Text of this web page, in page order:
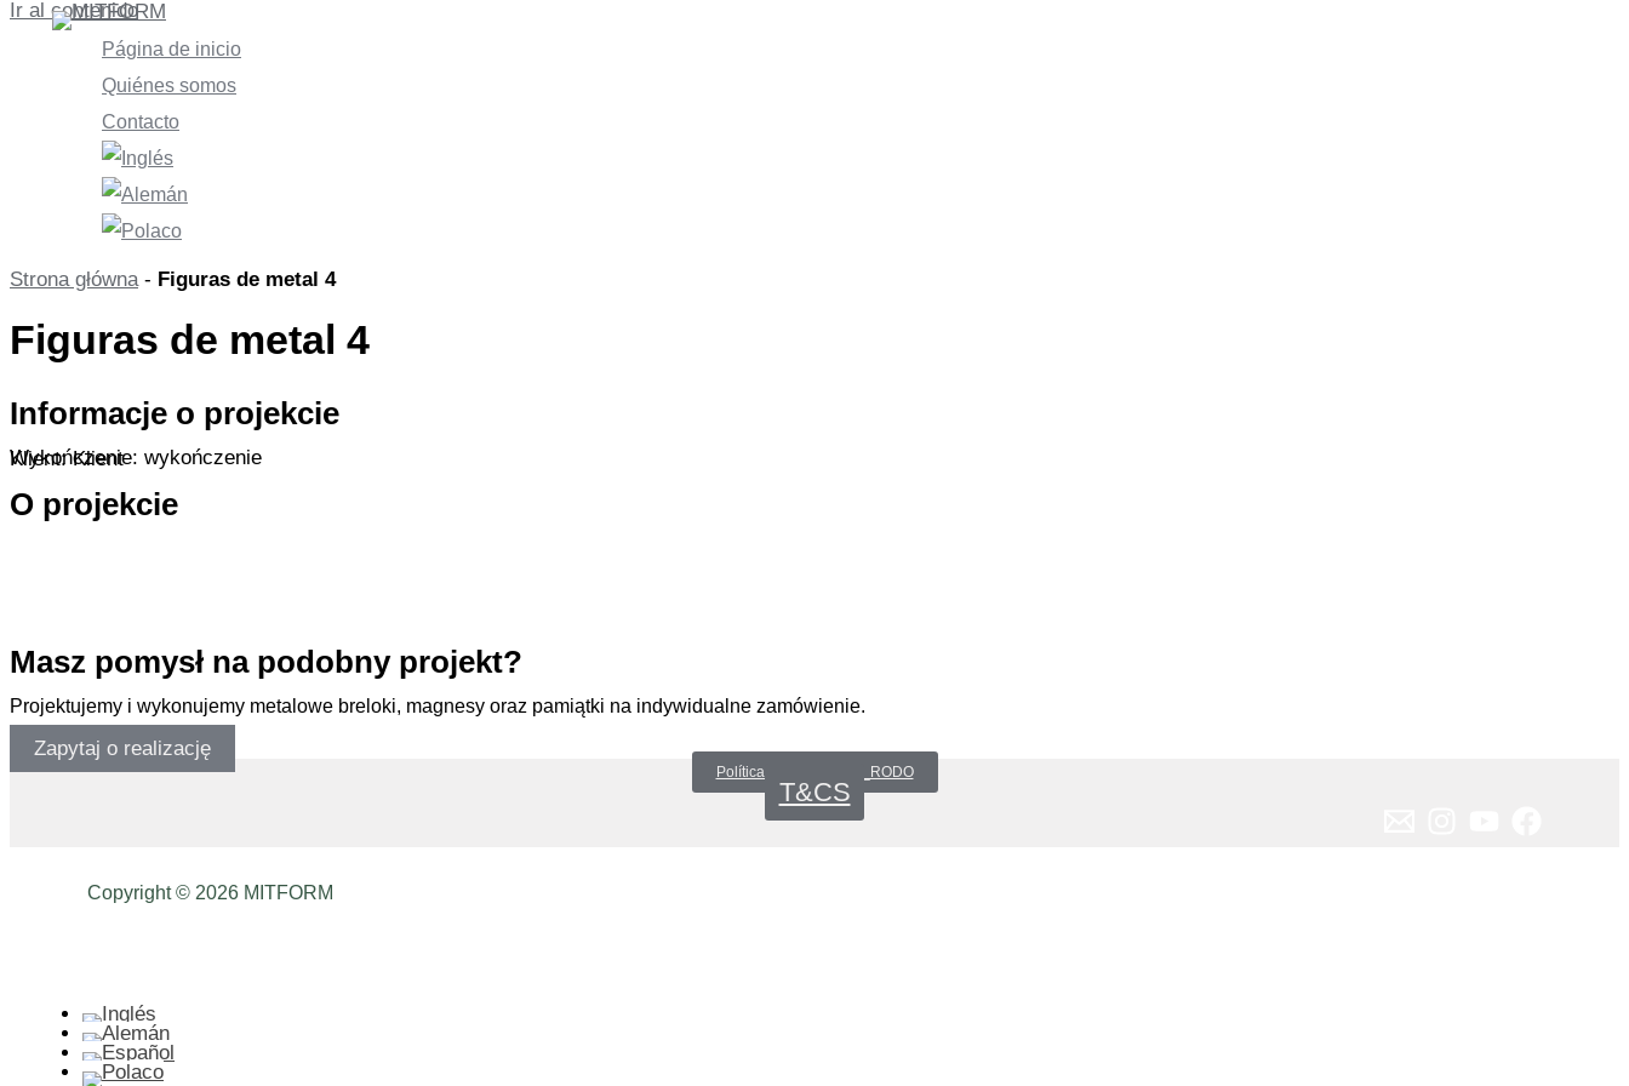
Ir al contenido
Página de inicio
Quiénes somos
Contacto
Strona główna- Figuras de metal 4
Figuras de metal 4
Informacje o projekcie
Wykończenie: wykończenie
Klient: Klient
O projekcie
Masz pomysł na podobny projekt?
Projektujemy i wykonujemy metalowe breloki, magnesy oraz pamiątki na indywidualne zamówienie.
Zapytaj o realizację
Política de privacidad _RODO
T&CS
Copyright © 2026 MITFORM